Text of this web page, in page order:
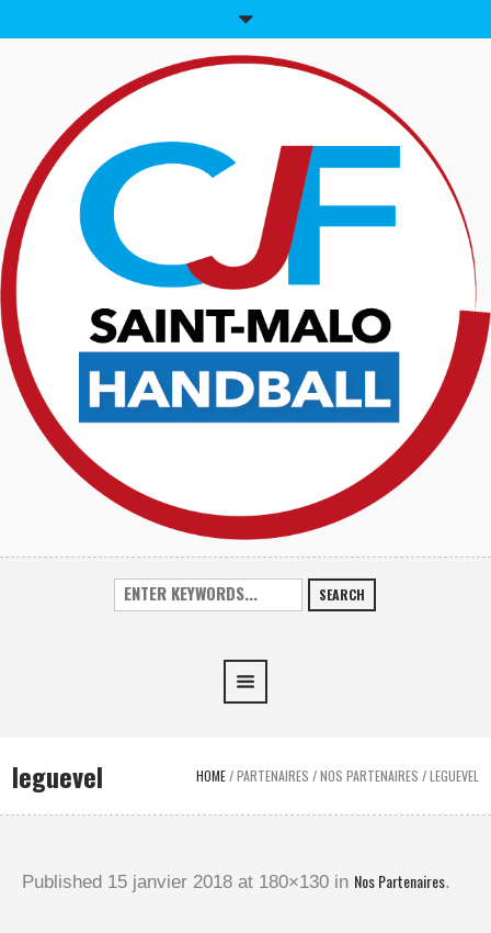
SEARCH
leguevel HOME/PARTENAIRES /NOS PARTENAIRES /LEGUEVEL
Published 15 janvier 2018 at 180×130 in Nos Partenaires.